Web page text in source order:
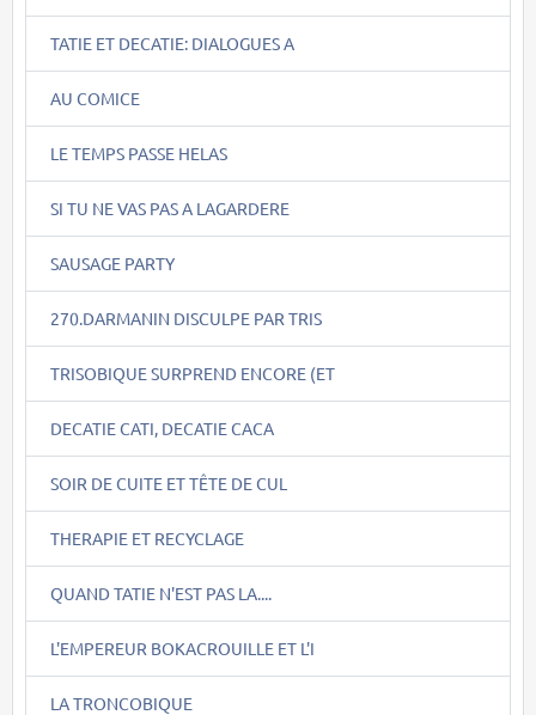
TATIE ET DECATIE: DIALOGUES A
AU COMICE
LE TEMPS PASSE HELAS
SI TU NE VAS PAS A LAGARDERE
SAUSAGE PARTY
270.DARMANIN DISCULPE PAR TRIS
TRISOBIQUE SURPREND ENCORE (ET
DECATIE CATI, DECATIE CACA
SOIR DE CUITE ET TÊTE DE CUL
THERAPIE ET RECYCLAGE
QUAND TATIE N'EST PAS LA....
L'EMPEREUR BOKACROUILLE ET L'I
LA TRONCOBIQUE